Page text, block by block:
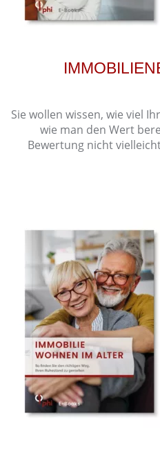
Sie wollen wissen, wie viel
wie man den Wert
Bewertung nicht